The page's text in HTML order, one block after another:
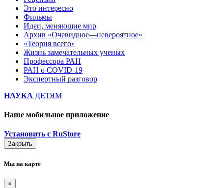
Это интересно
Фильмы
Идеи, меняющие мир
Архив «Очевидное—невероятное»
«Теория всего»
Жизнь замечательных ученых
Профессора РАН
РАН о COVID-19
Экспертный разговор
НАУКА ДЕТЯМ
Наше мобильное приложение
Установить с RuStore
Закрыть
Мы на карте
×